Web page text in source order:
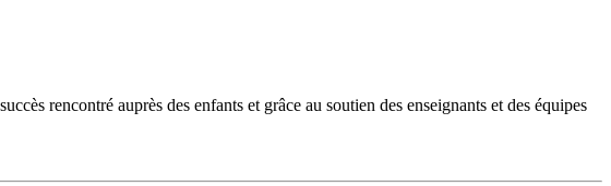
rencontré auprès des enfants et grâce au soutien des enseignants et des équipes